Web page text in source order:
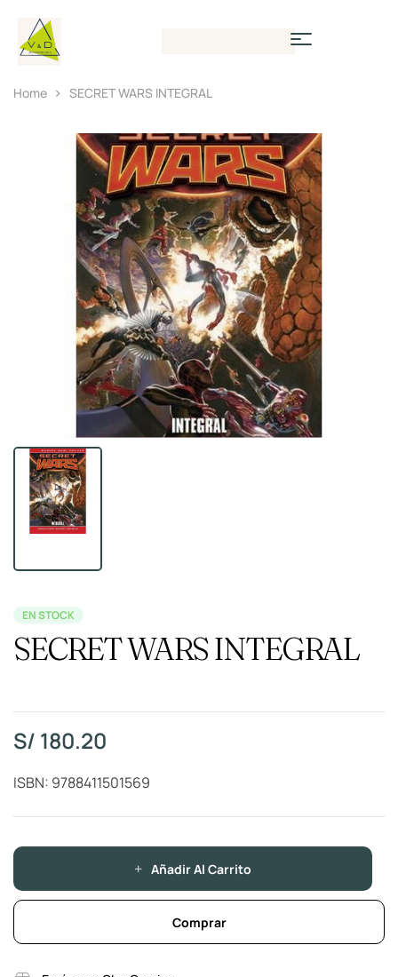
Home SECRET WARS INTEGRAL
EN STOCK
SECRET WARS INTEGRAL
S/ 180.20
ISBN: 9788411501569
Añadir Al Carrito
Comprar